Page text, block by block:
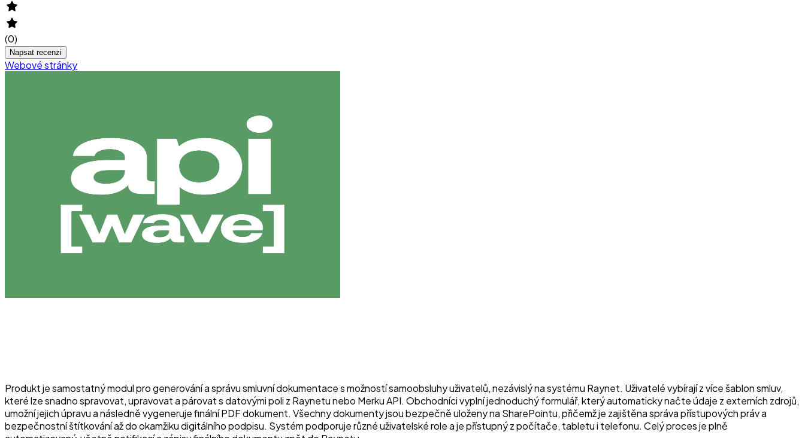
(0)
Napsat recenzi
Webové stránky
Produkt je samostatný modul pro generování a správu smluvní dokumentace s možností samoobsluhy uživatelů, nezávislý na systému Raynet. Uživatelé vybírají z více šablon smluv,
které lze snadno spravovat, upravovat a párovat s datovými poli z Raynetu nebo Merku API. Obchodníci vyplní jednoduchý formulář, který automaticky načte údaje z externích zdrojů,
umožní jejich úpravu a následně vygeneruje finální PDF dokument. Všechny dokumenty jsou bezpečně uloženy na SharePointu, přičemž je zajištěna správa přístupových práv a
bezpečnostní štítkování až do okamžiku digitálního podpisu. Systém podporuje různé uživatelské role a je přístupný z počítače, tabletu i telefonu. Celý proces je plně